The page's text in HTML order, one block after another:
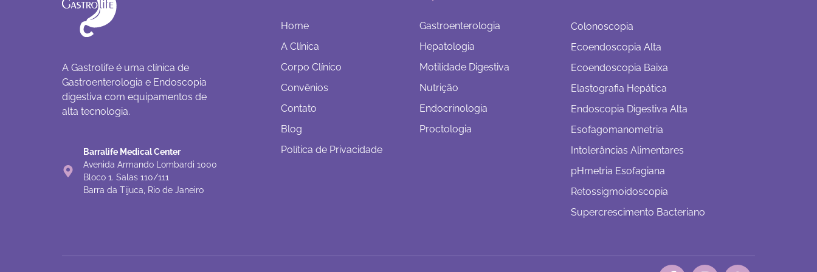
A Gastrolife é uma clínica de
Gastroenterologia e Endoscopia
digestiva com equipamentos de
alta tecnologia.
Barralife Medical Center
Avenida Armando Lombardi 1000
Bloco 1. Salas 110/111
Barra da Tijuca, Rio de Janeiro
Home
A Clínica
Corpo Clínico
Convênios
Contato
Blog
Política de Privacidade
Gastroenterologia
Hepatologia
Motilidade Digestiva
Nutrição
Endocrinologia
Proctologia
Colonoscopia
Ecoendoscopia Alta
Ecoendoscopia Baixa
Elastografia Hepática
Endoscopia Digestiva Alta
Esofagomanometria
Intolerâncias Alimentares
pHmetria Esofagiana
Retossigmoidoscopia
Supercrescimento Bacteriano